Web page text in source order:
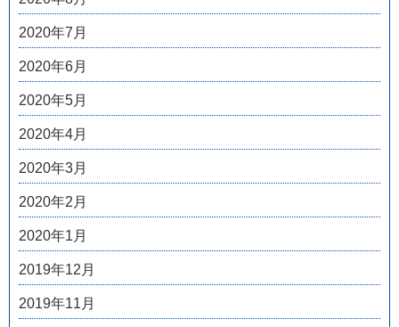
2020年7月
2020年6月
2020年5月
2020年4月
2020年3月
2020年2月
2020年1月
2019年12月
2019年11月